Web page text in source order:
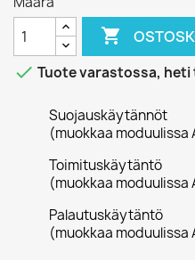

 Tuote varastossa,
Suojauskäytännöt
(muokkaa
Toimituskäytäntö
(muokkaa
Palautuskäytäntö
(muokkaa